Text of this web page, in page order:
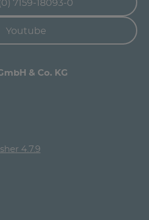
7159-18093-0
Youtube
& Co. KG
4.7.9